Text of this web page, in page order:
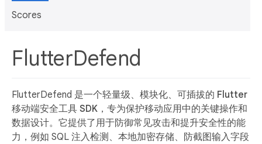
Scores
FlutterDefend
FlutterDefend 是一个轻量级、模块化、可插拔的 Flutter
移动端安全工具 SDK ，专为保护移动应用中的关键操作和
数据设计。它提供了用于防御常见攻击和提升安全性的能
力，例如 SQL 注入检测、本地加密存储、防截图输入字段